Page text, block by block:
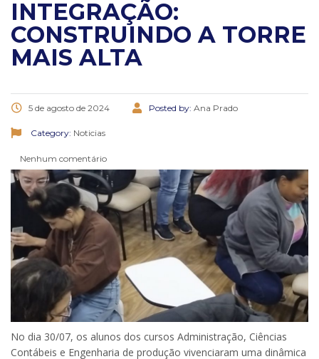
INTEGRAÇÃO:
CONSTRUINDO A TORRE
MAIS ALTA
5 de agosto de 2024 Posted by: Ana Prado
Category: Noticias
Nenhum comentário
No dia 30/07, os alunos dos cursos Administração, Ciências
Contábeis e Engenharia de produção vivenciaram uma dinâmica